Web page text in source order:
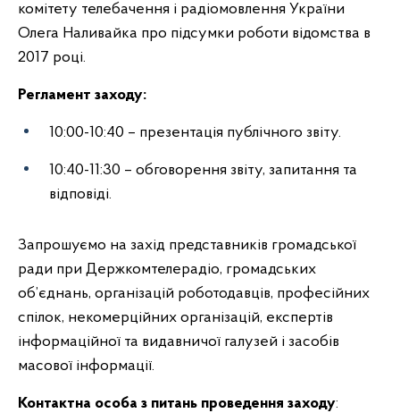
комітету телебачення і радіомовлення України
Олега Наливайка про підсумки роботи відомства в
2017 році.
Регламент заходу:
10:00-10:40 – презентація публічного звіту.
10:40-11:30 – обговорення звіту, запитання та
відповіді.
Запрошуємо на захід представників громадської
ради при Держкомтелерадіо, громадських
об’єднань, організацій роботодавців, професійних
спілок, некомерційних організацій, експертів
інформаційної та видавничої галузей і засобів
масової інформації.
Контактна особа з питань проведення заходу: